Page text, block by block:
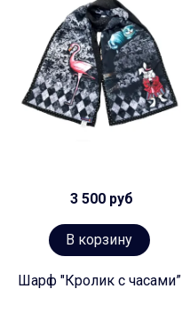
3 500 руб
В корзину
Шарф "Кролик с часами”